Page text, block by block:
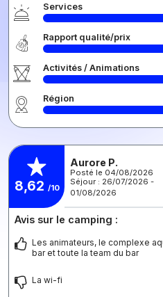
Services
Rapport qualité/prix
Activités / Animations
Région
8,62 /10
Aurore P.
Posté le 04/08/2026
Séjour : 26/07/2026 -
01/08/2026
Avis sur le camping :
Les animateurs, le complexe
bar et toute la team du bar
La wi-fi